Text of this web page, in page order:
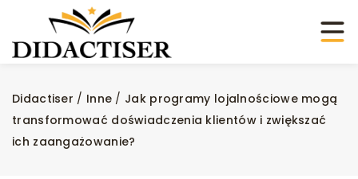
Didactiser / Inne / Jak programy lojalnościowe mogą
transformować doświadczenia klientów i zwiększać
ich zaangażowanie?